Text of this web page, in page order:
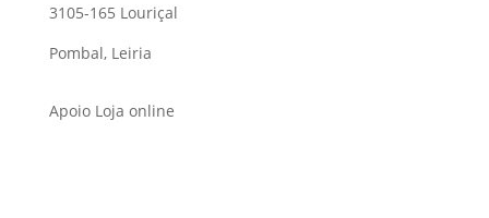
3105-165 Louriçal
Pombal, Leiria
Apoio Loja online